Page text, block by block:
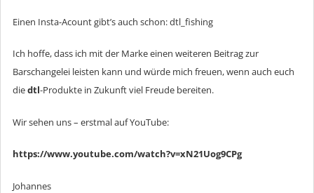
Einen Insta-Acount gibt’s auch schon: dtl_fishing
Ich hoffe, dass ich mit der Marke einen weiteren Beitrag zur
Barschangelei leisten kann und würde mich freuen, wenn auch euch
diedtl-Produkte in Zukunft viel Freude bereiten.
Wir sehen uns – erstmal auf YouTube:
https://www.youtube.com/watch?v=xN21Uog9CPg
Johannes